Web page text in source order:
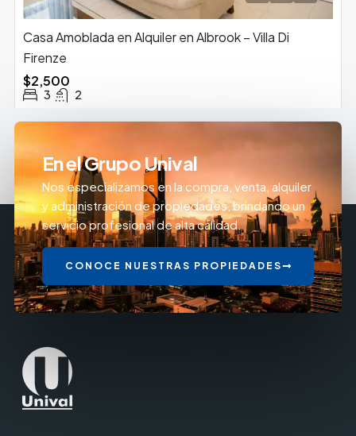
Casa Amoblada en Alquiler en Albrook – Villa Di
Firenze
$2,500
3 2
En el Grupo Unival
Nos especializamos en la compra, venta, alquiler
y administración de propiedades, brindando un
servicio profesional de alta calidad.
CONOCE NUESTRAS PROPIEDADES